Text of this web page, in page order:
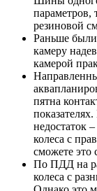
параметров,
резиновой
Раньше
камеру
камерой
пятна
недостаток
колеса с
сможете это
По ПДД на
колеса с